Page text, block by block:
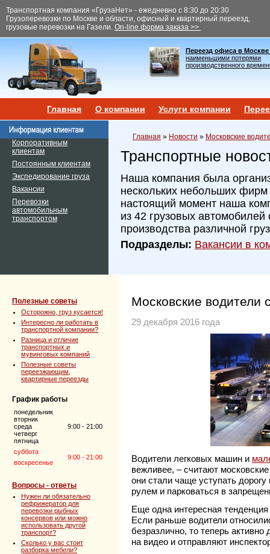
Транспортная компания «ГрузаНет» - ежедневно с 8:30 до 20:30
Грузоперевозки по Москве и области, офисный и квартирный переезд,
грузовые перевозки на Газели. On-line форма заказа >>
Переезд офиса в Москве
наименьшими потерями
производственного
Главная О компании Услуги компании
Корпоративным
клиентам
Постоянным клиентам
Экспедирование груза
Вакансии
Перевозки
автомобильным
транспортом
Главная » Новости » Московские
Транспортные
Наша компания была
нескольких небольших фирм
настоящий момент наша
из 42 грузовых автомобилей
производства различной
Подразделы: Вакансии в
Полезные советы
Осторожно, груз кусается!
Интересно ли работать в
транспортной компании?
Разница и отличие
транспортных и
мувинговых компаний
Полезные советы
переезжающим,
квартирные переезды
График работы
понедельник
вторник
среда
четверг
пятница
9:00 - 21:00
суббота
9:00 - 21:00
воскресенье
Вопросы - ответы
Нужен ли обязательно
рефрижератор для
перевозки рыбных
консервов или можно
использовать другой
транспорт?
Сколько у вас стоит
разборка мебели?
Московские водители
29 декабря 2016 года
Водители легковых машин и
вежливее, – считают
они стали чаще уступать
рулем и парковаться в
Еще одна интересная
Если раньше водители
безразлично, то теперь
на видео и отправляют